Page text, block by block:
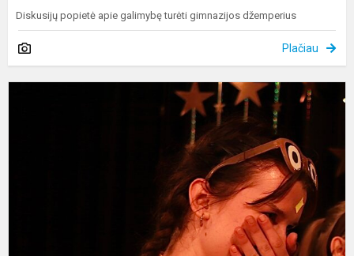
Diskusijų popietė apie galimybę turėti gimnazijos džemperius
Plačiau